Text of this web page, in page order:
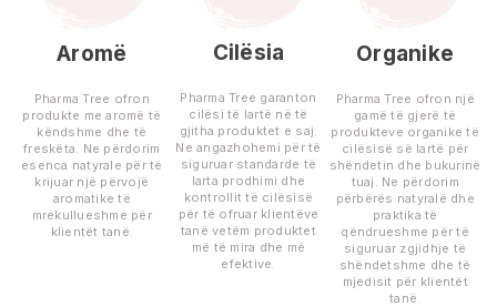
Aromë
Pharma Tree ofron
produkte me aromë të
këndshme dhe të
freskëta. Ne përdorim
esenca natyrale për të
krijuar një përvojë
aromatike të
mrekullueshme për
klientët tanë.
Cilësia
Pharma Tree garanton
cilësi të lartë në të
gjitha produktet e saj.
Ne angazhohemi për të
siguruar standarde të
larta prodhimi dhe
kontrollit të cilësisë
për të ofruar klientëve
tanë vetëm produktet
më të mira dhe më
efektive.
Organike
Pharma Tree ofron një
gamë të gjerë të
produkteve organike të
cilësisë së lartë për
shëndetin dhe bukurinë
tuaj. Ne përdorim
përbërës natyralë dhe
praktika të
qëndrueshme për të
siguruar zgjidhje të
shëndetshme dhe të
mjedisit për klientët
tanë.